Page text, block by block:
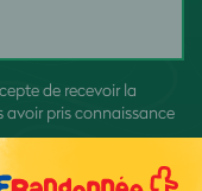
de recevoir la
avoir pris connaissance